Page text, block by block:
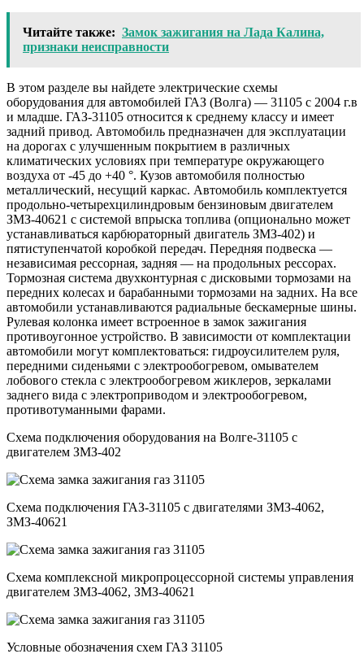
Читайте также: Замок зажигания на Лада Калина,
признаки неисправности
В этом разделе вы найдете электрические схемы
оборудования для автомобилей ГАЗ (Волга) — 31105 с 2004 г.в
и младше. ГАЗ-31105 относится к среднему классу и имеет
задний привод. Автомобиль предназначен для эксплуатации
на дорогах с улучшенным покрытием в различных
климатических условиях при температуре окружающего
воздуха от -45 до +40 °. Кузов автомобиля полностью
металлический, несущий каркас. Автомобиль комплектуется
продольно-четырехцилиндровым бензиновым двигателем
ЗМЗ-40621 с системой впрыска топлива (опционально может
устанавливаться карбюраторный двигатель ЗМЗ-402) и
пятиступенчатой ​​коробкой передач. Передняя подвеска —
независимая рессорная, задняя — на продольных рессорах.
Тормозная система двухконтурная с дисковыми тормозами на
передних колесах и барабанными тормозами на задних. На все
автомобили устанавливаются радиальные бескамерные шины.
Рулевая колонка имеет встроенное в замок зажигания
противоугонное устройство. В зависимости от комплектации
автомобили могут комплектоваться: гидроусилителем руля,
передними сиденьями с электрообогревом, омывателем
лобового стекла с электрообогревом жиклеров, зеркалами
заднего вида с электроприводом и электрообогревом,
противотуманными фарами.
Схема подключения оборудования на Волге-31105 с
двигателем ЗМЗ-402
Схема подключения ГАЗ-31105 с двигателями ЗМЗ-4062,
ЗМЗ-40621
Схема комплексной микропроцессорной системы управления
двигателем ЗМЗ-4062, ЗМЗ-40621
Условные обозначения схем ГАЗ 31105